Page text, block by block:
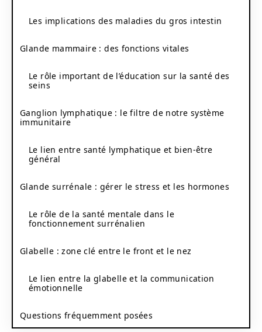
Les implications des maladies du gros intestin
Glande mammaire : des fonctions vitales
Le rôle important de l’éducation sur la santé des
seins
Ganglion lymphatique : le filtre de notre système
immunitaire
Le lien entre santé lymphatique et bien-être
général
Glande surrénale : gérer le stress et les hormones
Le rôle de la santé mentale dans le
fonctionnement surrénalien
Glabelle : zone clé entre le front et le nez
Le lien entre la glabelle et la communication
émotionnelle
Questions fréquemment posées